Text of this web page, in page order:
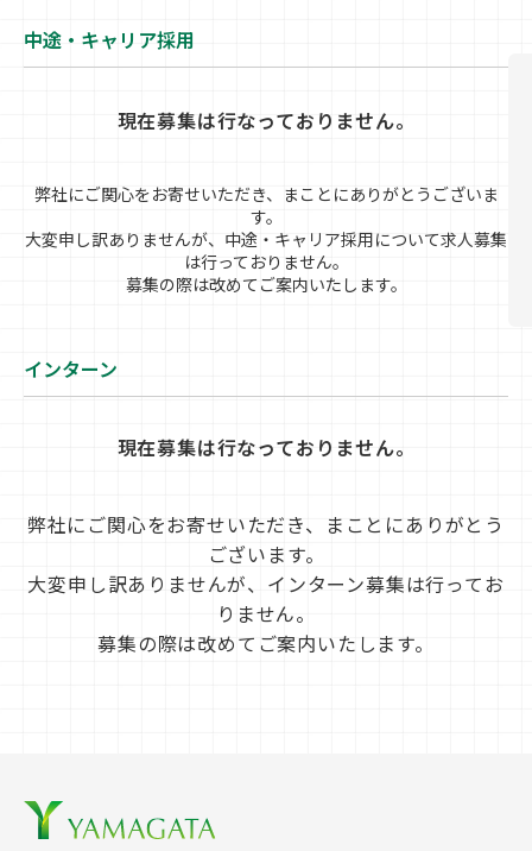
中途・キャリア採用
現在募集は行なっておりません。
弊社にご関心をお寄せいただき、まことにありがとうございま
す。
大変申し訳ありませんが、中途・キャリア採用について求人募集
は行っておりません。
募集の際は改めてご案内いたします。
インターン
現在募集は行なっておりません。
弊社にご関心をお寄せいただき、まことにありがとう
ございます。
大変申し訳ありませんが、インターン募集は行ってお
りません。
募集の際は改めてご案内いたします。